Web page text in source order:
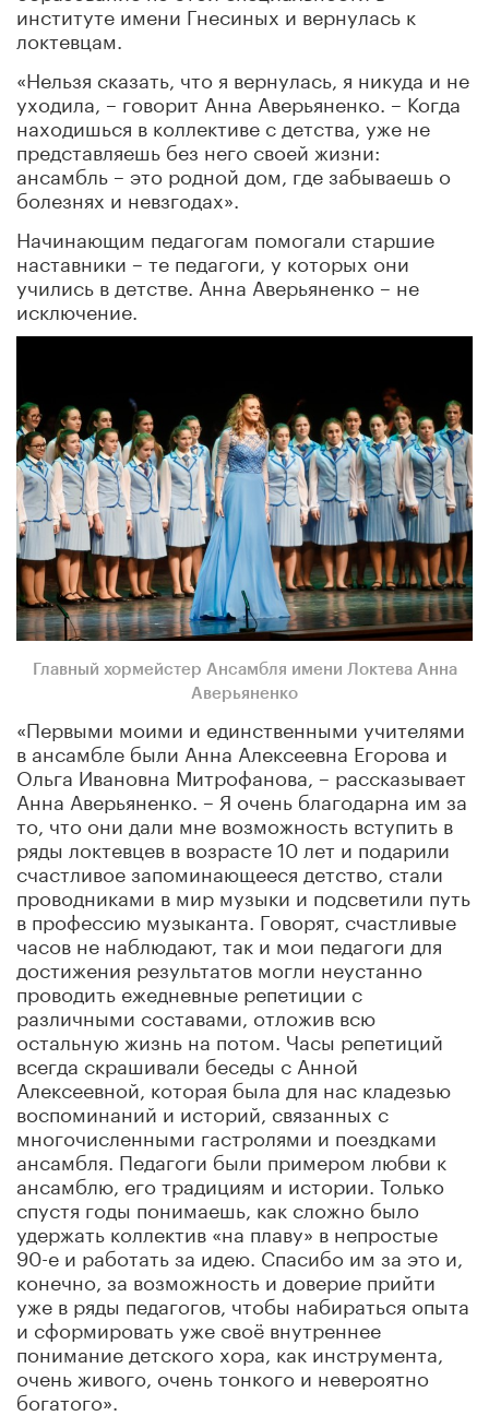
институте имени Гнесиных и вернулась к
локтевцам.
«Нельзя сказать, что я вернулась, я никуда и не
уходила, – говорит Анна Аверьяненко. – Когда
находишься в коллективе с детства, уже не
представляешь без него своей жизни:
ансамбль – это родной дом, где забываешь о
болезнях и невзгодах».
Начинающим педагогам помогали старшие
наставники – те педагоги, у которых они
учились в детстве. Анна Аверьяненко – не
исключение.
Главный хормейстер Ансамбля имени Локтева Анна
Аверьяненко
«Первыми моими и единственными учителями
в ансамбле были Анна Алексеевна Егорова и
Ольга Ивановна Митрофанова, – рассказывает
Анна Аверьяненко. – Я очень благодарна им за
то, что они дали мне возможность вступить в
ряды локтевцев в возрасте 10 лет и подарили
счастливое запоминающееся детство, стали
проводниками в мир музыки и подсветили путь
в профессию музыканта. Говорят, счастливые
часов не наблюдают, так и мои педагоги для
достижения результатов могли неустанно
проводить ежедневные репетиции с
различными составами, отложив всю
остальную жизнь на потом. Часы репетиций
всегда скрашивали беседы с Анной
Алексеевной, которая была для нас кладезью
воспоминаний и историй, связанных с
многочисленными гастролями и поездками
ансамбля. Педагоги были примером любви к
ансамблю, его традициям и истории. Только
спустя годы понимаешь, как сложно было
удержать коллектив «на плаву» в непростые
90-е и работать за идею. Спасибо им за это и,
конечно, за возможность и доверие прийти
уже в ряды педагогов, чтобы набираться опыта
и сформировать уже своё внутреннее
понимание детского хора, как инструмента,
очень живого, очень тонкого и невероятно
богатого».